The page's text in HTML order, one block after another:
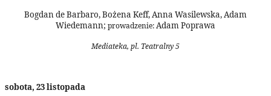
Bogdan de Barbaro, Bożena Keff, Anna Wasilewska, Adam
Wiedemann; prowadzenie:Adam Poprawa
Mediateka, pl. Teatralny 5
sobota, 23 listopada